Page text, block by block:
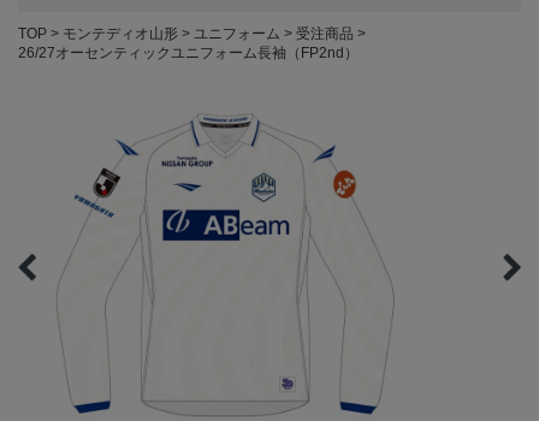
TOP モンテディオ山形 ユニフォーム
受注商品
26/27オーセンティックユニフォーム長袖（FP2nd）